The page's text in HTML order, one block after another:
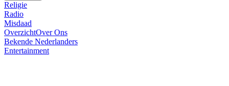
Religie
Radio
Misdaad
OverzichtOver Ons
Bekende Nederlanders
Entertainment